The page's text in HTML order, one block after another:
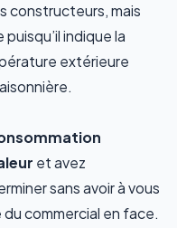
constructeurs, mais
indique la
extérieure
et avez
sans avoir à vous
commercial en face.